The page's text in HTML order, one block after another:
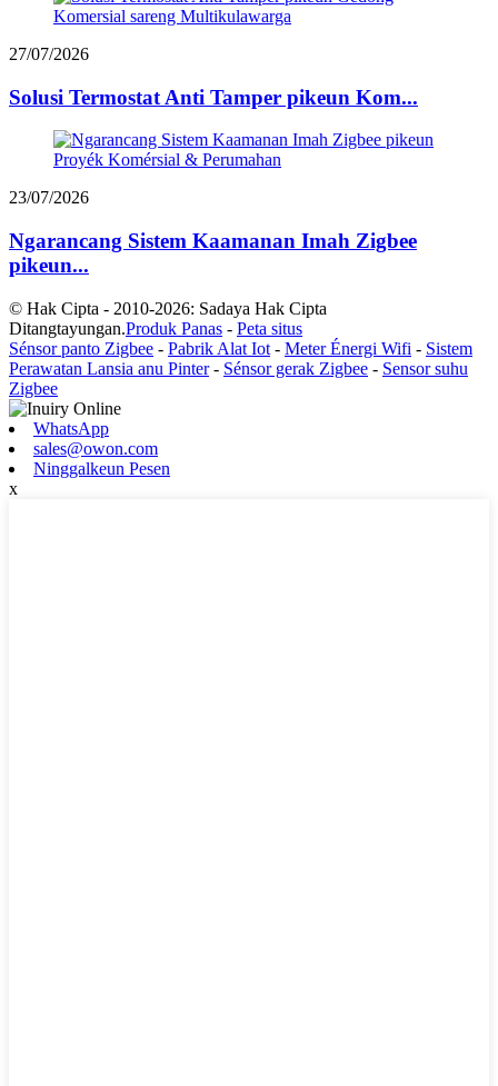
27/07/2026
Solusi Termostat Anti Tamper pikeun Kom...
23/07/2026
Ngarancang Sistem Kaamanan Imah Zigbee
pikeun...
© Hak Cipta - 2010-2026: Sadaya Hak Cipta
Ditangtayungan.Produk Panas - Peta situs
Sénsor panto Zigbee - Pabrik Alat Iot - Meter Énergi Wifi - Sistem
Perawatan Lansia anu Pinter- Sénsor gerak Zigbee - Sensor suhu
Zigbee
WhatsApp
sales@owon.com
Ninggalkeun Pesen
x